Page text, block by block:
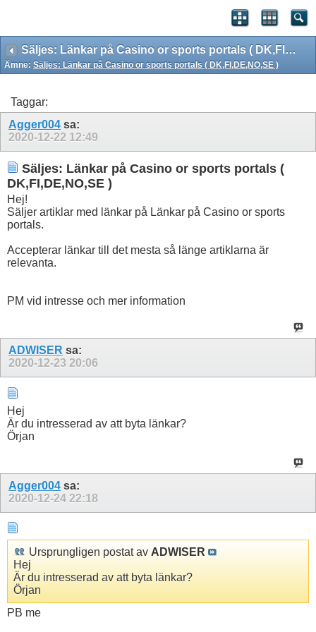
Säljes: Länkar på Casino or sports portals ( DK,FI,DE,NO,SE )
Ämne: Säljes: Länkar på Casino or sports portals ( DK,FI,DE,NO,SE )
Taggar:
Agger004 sa:
2020-12-22 12:49
Säljes: Länkar på Casino or sports portals (
DK,FI,DE,NO,SE )
Hej!
Säljer artiklar med länkar på Länkar på Casino or sports
portals.
Accepterar länkar till det mesta så länge artiklarna är
relevanta.
PM vid intresse och mer information
ADWISER sa:
2020-12-23 20:06
Hej
Är du intresserad av att byta länkar?
Örjan
Agger004 sa:
2020-12-24 22:18
Ursprungligen postat av ADWISER
Hej
Är du intresserad av att byta länkar?
Örjan
PB me